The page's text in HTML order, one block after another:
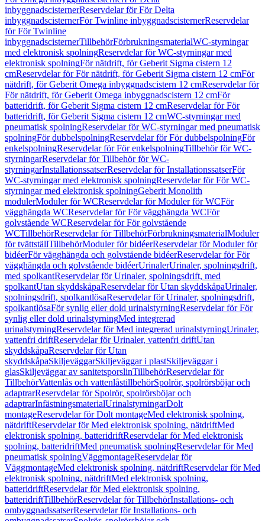
inbyggnadscisternerReservdelar för För Delta
inbyggnadscisternerFör Twinline inbyggnadscisternerReservdelar
för För Twinline
inbyggnadscisternerTillbehörFörbrukningsmaterialWC-styrningar
med elektronisk spolningReservdelar för WC-styrningar med
elektronisk spolningFör nätdrift, för Geberit Sigma cistern 12
cmReservdelar för För nätdrift, för Geberit Sigma cistern 12 cmFör
nätdrift, för Geberit Omega inbyggnadscistern 12 cmReservdelar för
För nätdrift, för Geberit Omega inbyggnadscistern 12 cmFör
batteridrift, för Geberit Sigma cistern 12 cmReservdelar för För
batteridrift, för Geberit Sigma cistern 12 cmWC-styrningar med
pneumatisk spolningReservdelar för WC-styrningar med pneumatisk
spolningFör dubbelspolningReservdelar för För dubbelspolningFör
enkelspolningReservdelar för För enkelspolningTillbehör för WC-
styrningarReservdelar för Tillbehör för WC-
styrningarInstallationssatserReservdelar för InstallationssatserFör
WC-styrningar med elektronisk spolningReservdelar för För WC-
styrningar med elektronisk spolningGeberit Monolith
modulerModuler för WCReservdelar för Moduler för WCFör
vägghängda WCReservdelar för För vägghängda WCFör
golvstående WCReservdelar för För golvstående
WCTillbehörReservdelar för TillbehörFörbrukningsmaterialModuler
för tvättställTillbehörModuler för bidéerReservdelar för Moduler för
bidéerFör vägghängda och golvstående bidéerReservdelar för För
vägghängda och golvstående bidéerUrinalerUrinaler, spolningsdrift,
med spolkantReservdelar för Urinaler, spolningsdrift, med
spolkantUtan skyddskåpaReservdelar för Utan skyddskåpaUrinaler,
spolningsdrift, spolkantlösaReservdelar för Urinaler, spolningsdrift,
spolkantlösaFör synlig eller dold urinalstyrningReservdelar för För
synlig eller dold urinalstyrningMed integrerad
urinalstyrningReservdelar för Med integrerad urinalstyrningUrinaler,
vattenfri driftReservdelar för Urinaler, vattenfri driftUtan
skyddskåpaReservdelar för Utan
skyddskåpaSkiljeväggarSkiljeväggar i plastSkiljeväggar i
glasSkiljeväggar av sanitetsporslinTillbehörReservdelar för
TillbehörVattenlås och vattenlåstillbehörSpolrör, spolrörsböjar och
adaptrarReservdelar för Spolrör, spolrörsböjar och
adaptrarInfästningsmaterialUrinalstyrningarDolt
montageReservdelar för Dolt montageMed elektronisk spolning,
nätdriftReservdelar för Med elektronisk spolning, nätdriftMed
elektronisk spolning, batteridriftReservdelar för Med elektronisk
spolning, batteridriftMed pneumatisk spolningReservdelar för Med
pneumatisk spolningVäggmontageReservdelar för
VäggmontageMed elektronisk spolning, nätdriftReservdelar för Med
elektronisk spolning, nätdriftMed elektronisk spolning,
batteridriftReservdelar för Med elektronisk spolning,
batteridriftTillbehörReservdelar för TillbehörInstallations- och
ombyggnadssatserReservdelar för Installations- och